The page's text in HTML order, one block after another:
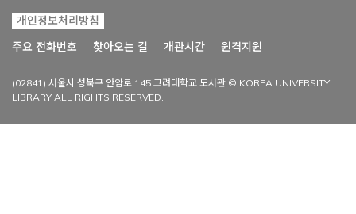
개인정보처리방침
주요 전화번호
찾아오는 길 개관시간 원격지원
(02841) 서울시 성북구 안암로 145 고려대학교 도서관 © KOREA UNIVERSITY
LIBRARY ALL RIGHTS RESERVED.